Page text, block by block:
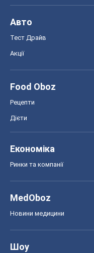
Авто
Тест Драйв
Акції
Food Oboz
Рецепти
Дієти
Економіка
Ринки та компанії
MedOboz
Новини медицини
Шоу